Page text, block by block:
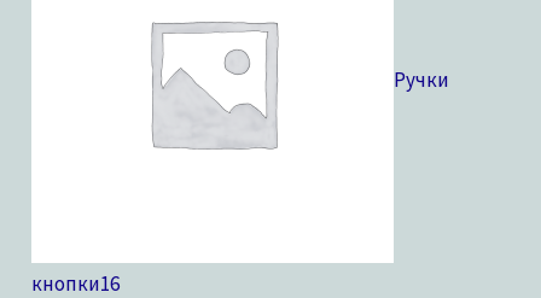
Ручки
кнопки16